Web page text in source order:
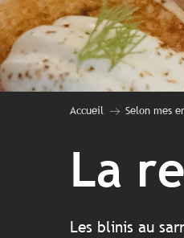
Accueil Selon mes
La
Les blinis au